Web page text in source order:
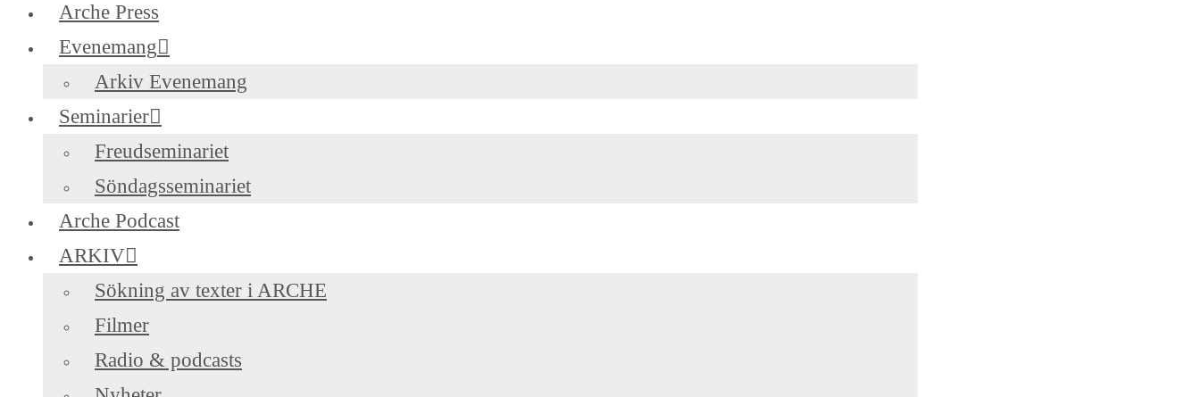
Arche Press
Evenemang
Arkiv Evenemang
Seminarier
Freudseminariet
Söndagsseminariet
Arche Podcast
ARKIV
Sökning av texter i ARCHE
Filmer
Radio & podcasts